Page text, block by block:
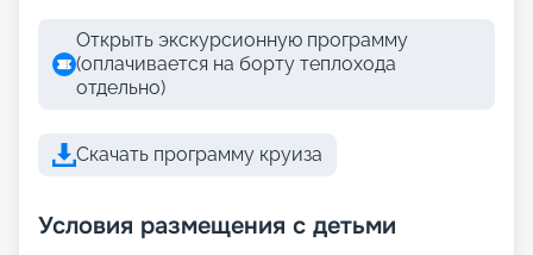
Открыть экскурсионную программу
(оплачивается на борту теплохода
отдельно)
Скачать программу круиза
Условия размещения с детьми